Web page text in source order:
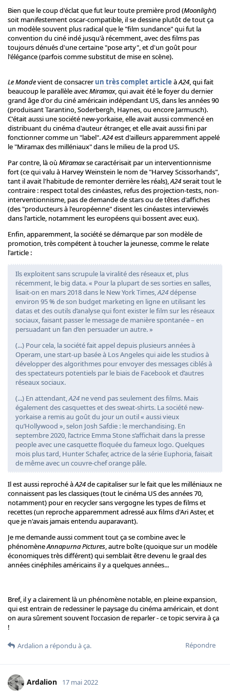
Bien que le coup d'éclat que fut leur toute première prod (Moonlight)
soit manifestement oscar-compatible, il se dessine plutôt de tout ça
un modèle souvent plus radical que le "film sundance" qui fut la
convention du ciné indé jusqu'à récemment, avec des films pas
toujours dénués d'une certaine "pose arty", et d'un goût pour
l'élégance (parfois comme substitut de mise en scène).
Le Mondevient de consacrerun très complet article àA24, qui fait
beaucoup le parallèle avecMiramax, qui avait été le foyer du dernier
grand âge d'or du ciné américain indépendant US, dans les années 90
(produisant Tarantino, Soderbergh, Haynes, ou encore Jarmusch).
C'était aussi une société new-yorkaise, elle avait aussi commencé en
distribuant du cinéma d'auteur étranger, et elle avait aussi fini par
fonctionner comme un "label".A24est d'ailleurs apparemment appelé
le "Miramax des milléniaux" dans le milieu de la prod US.
Par contre, là où Miramaxse caractérisait par un interventionnisme
fort (ce qui valu à Harvey Weinstein le nom de "Harvey Scissorhands",
tant il avait l'habitude de remonter derrière les réals),A24serait tout le
contraire : respect total des cinéastes, refus des projection-tests, non-
interventionnisme, pas de demande de stars ou de têtes d'affiches
(des "producteurs à l'européenne" disent les cinéastes interviewés
dans l'article, notamment les européens qui bossent avec eux).
Enfin, apparemment, la société se démarque par son modèle de
promotion, très compétent à toucher la jeunesse, comme le relate
l'article :
Ils exploitent sans scrupule la viralité des réseaux et, plus
récemment, le big data. « Pour la plupart de ses sorties en salles,
lisait-on en mars 2018 dans le New York Times,A24dépense
environ 95 % de son budget marketing en ligne en utilisant les
datas et des outils d’analyse qui font exister le film sur les réseaux
sociaux, faisant passer le message de manière spontanée – en
persuadant un fan d’en persuader un autre. »
(...) Pour cela, la société fait appel depuis plusieurs années à
Operam, une start-up basée à Los Angeles qui aide les studios à
développer des algorithmes pour envoyer des messages ciblés à
des spectateurs potentiels par le biais de Facebook et d’autres
réseaux sociaux.
(...) En attendant,A24 ne vend pas seulement des films. Mais
également des casquettes et des sweat-shirts. La société new-
yorkaise a remis au goût du jour un outil « aussi vieux
qu’Hollywood », selon Josh Safdie : le merchandising. En
septembre 2020, l’actrice Emma Stone s’affichait dans la presse
people avec une casquette floquée du fameux logo. Quelques
mois plus tard, Hunter Schafer, actrice de la série Euphoria, faisait
de même avec un couvre-chef orange pâle.
Il est aussi reproché àA24de capitaliser sur le fait que les milléniaux ne
connaissent pas les classiques (tout le cinéma US des années 70,
notamment) pour en recycler sans vergogne les types de films et
recettes (un reproche apparemment adressé aux films d'Ari Aster, et
que je n'avais jamais entendu auparavant).
Je me demande aussi comment tout ça se combine avec le
phénomèneAnnapurna Pictures, autre boîte (quoique sur un modèle
économiques très différent) qui semblait être devenu le graal des
années cinéphiles américains il y a quelques années...
Bref, il y a clairement là un phénomène notable, en pleine expansion,
qui est entrain de redessiner le paysage du cinéma américain, et dont
on aura sûrement souvent l'occasion de reparler - ce topic servira à ça
!
Répondre
Ardalion a répondu à ça.
Ardalion 17 mai 2022